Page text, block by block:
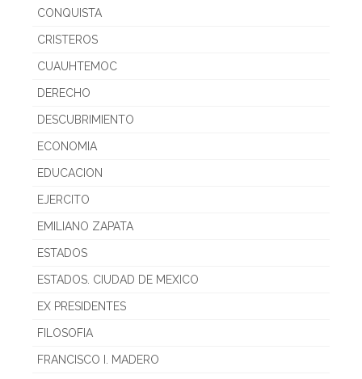
CONQUISTA
CRISTEROS
CUAUHTEMOC
DERECHO
DESCUBRIMIENTO
ECONOMIA
EDUCACION
EJERCITO
EMILIANO ZAPATA
ESTADOS
ESTADOS. CIUDAD DE MEXICO
EX PRESIDENTES
FILOSOFIA
FRANCISCO I. MADERO